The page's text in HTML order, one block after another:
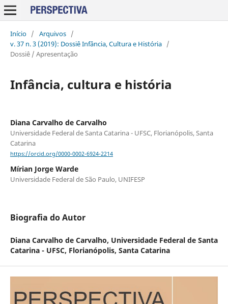
Início / Arquivos /
v. 37 n. 3 (2019): Dossiê Infância, Cultura e História /
Dossiê / Apresentação
Infância, cultura e história
Diana Carvalho de Carvalho
Universidade Federal de Santa Catarina - UFSC, Florianópolis, Santa
Catarina
https://orcid.org/0000-0002-6924-2214
Mírian Jorge Warde
Universidade Federal de São Paulo, UNIFESP
Biografia do Autor
Diana Carvalho de Carvalho, Universidade Federal de Santa
Catarina - UFSC, Florianópolis, Santa Catarina